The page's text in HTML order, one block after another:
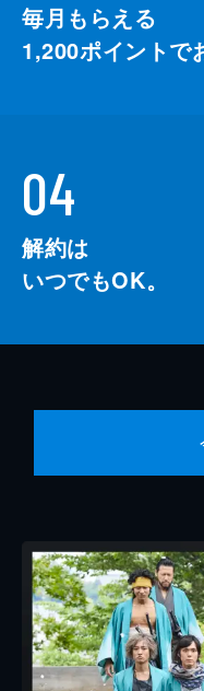
毎月もらえる
1,200ポイントで
04
解約は
いつでもOK。